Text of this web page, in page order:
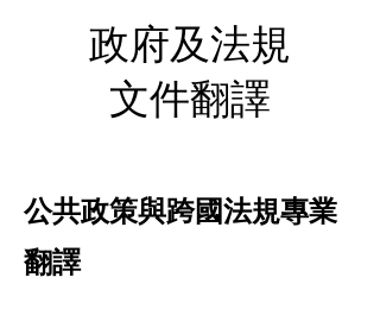
政府及法規
文件翻譯
公共政策與跨國法規專業
翻譯